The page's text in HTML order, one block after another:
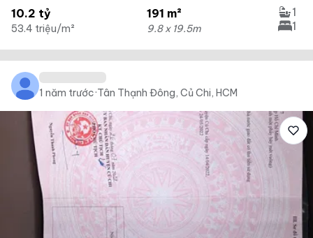
10.2 tỷ
53.4 triệu/m²
191 m²
9.8 x 19.5m
1
1
1 năm trước·Tân Thạnh Đông, Củ Chi, HCM